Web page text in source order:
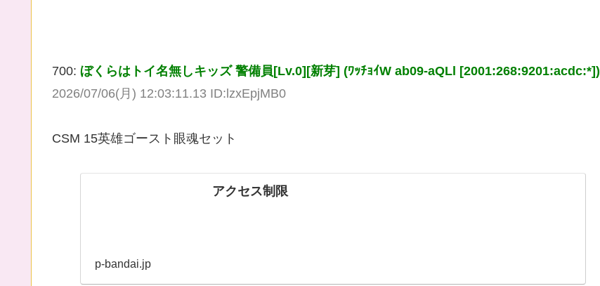
700: ぼくらはトイ名無しキッズ 警備員[Lv.0][新芽] (ﾜｯﾁｮｲW ab09-aQLl [2001:268:9201:acdc:*])
2026/07/06(月) 12:03:11.13 ID:lzxEpjMB0
CSM 15英雄ゴースト眼魂セット
アクセス制限
p-bandai.jp